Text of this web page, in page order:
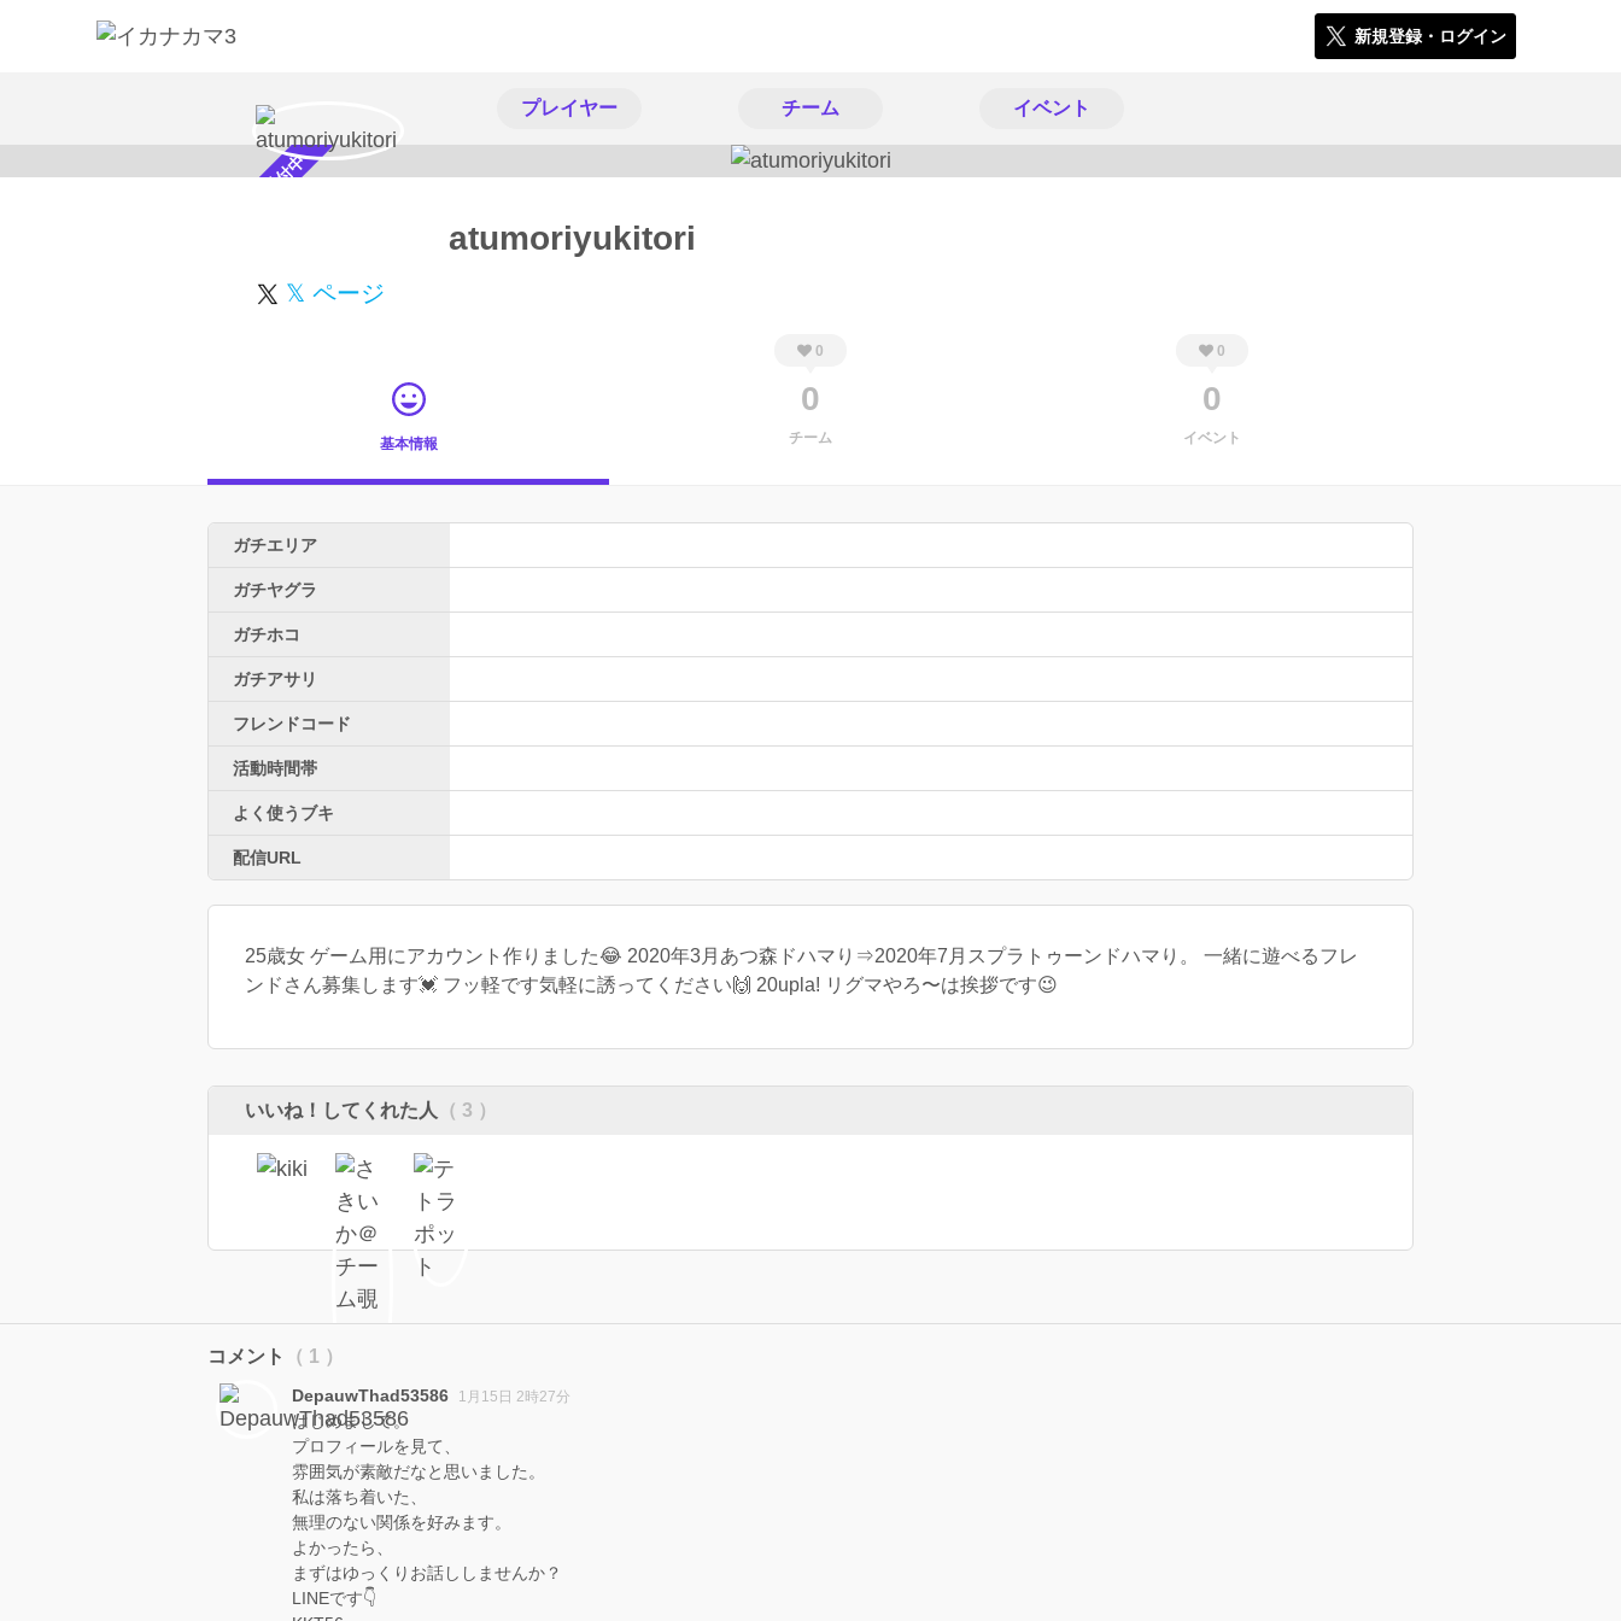
新規登録・ログイン
プレイヤー チーム イベント
スカウト受付中 atumoriyukitori
𝕏 ページ
基本情報
0
0
チーム
0
0
イベント
ガチエリア
ガチヤグラ
ガチホコ
ガチアサリ
フレンドコード
活動時間帯
よく使うブキ
配信URL
25歳女 ゲーム用にアカウント作りました😂 2020年3月あつ森ドハマり⇒2020年7月スプラトゥーンドハマり。 一緒に遊べるフレ
ンドさん募集します💓 フッ軽です気軽に誘ってください🙌 20upla! リグマやろ〜は挨拶です😉
いいね！してくれた人 （ 3 ）
コメント （ 1 ）
DepauwThad53586 1月15日 2時27分
はじめまして。
プロフィールを見て、
雰囲気が素敵だなと思いました。
私は落ち着いた、
無理のない関係を好みます。
よかったら、
まずはゆっくりお話ししませんか？
LINEです👇